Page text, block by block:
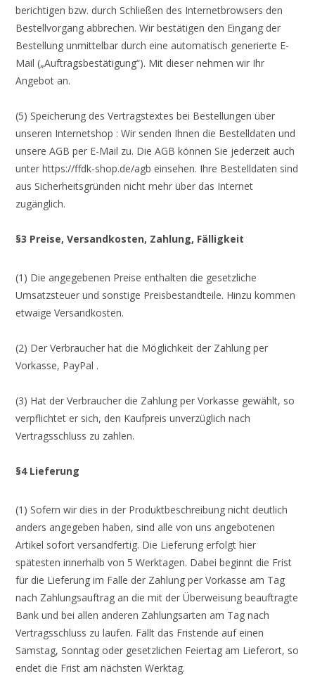
berichtigen bzw. durch Schließen des Internetbrowsers den
Bestellvorgang abbrechen. Wir bestätigen den Eingang der
Bestellung unmittelbar durch eine automatisch generierte E-
Mail („Auftragsbestätigung“). Mit dieser nehmen wir Ihr
Angebot an.
(5) Speicherung des Vertragstextes bei Bestellungen über
unseren Internetshop : Wir senden Ihnen die Bestelldaten und
unsere AGB per E-Mail zu. Die AGB können Sie jederzeit auch
unter https://ffdk-shop.de/agb einsehen. Ihre Bestelldaten sind
aus Sicherheitsgründen nicht mehr über das Internet
zugänglich.
§3 Preise, Versandkosten, Zahlung, Fälligkeit
(1) Die angegebenen Preise enthalten die gesetzliche
Umsatzsteuer und sonstige Preisbestandteile. Hinzu kommen
etwaige Versandkosten.
(2) Der Verbraucher hat die Möglichkeit der Zahlung per
Vorkasse, PayPal .
(3) Hat der Verbraucher die Zahlung per Vorkasse gewählt, so
verpflichtet er sich, den Kaufpreis unverzüglich nach
Vertragsschluss zu zahlen.
§4 Lieferung
(1) Sofern wir dies in der Produktbeschreibung nicht deutlich
anders angegeben haben, sind alle von uns angebotenen
Artikel sofort versandfertig. Die Lieferung erfolgt hier
spätesten innerhalb von 5 Werktagen. Dabei beginnt die Frist
für die Lieferung im Falle der Zahlung per Vorkasse am Tag
nach Zahlungsauftrag an die mit der Überweisung beauftragte
Bank und bei allen anderen Zahlungsarten am Tag nach
Vertragsschluss zu laufen. Fällt das Fristende auf einen
Samstag, Sonntag oder gesetzlichen Feiertag am Lieferort, so
endet die Frist am nächsten Werktag.